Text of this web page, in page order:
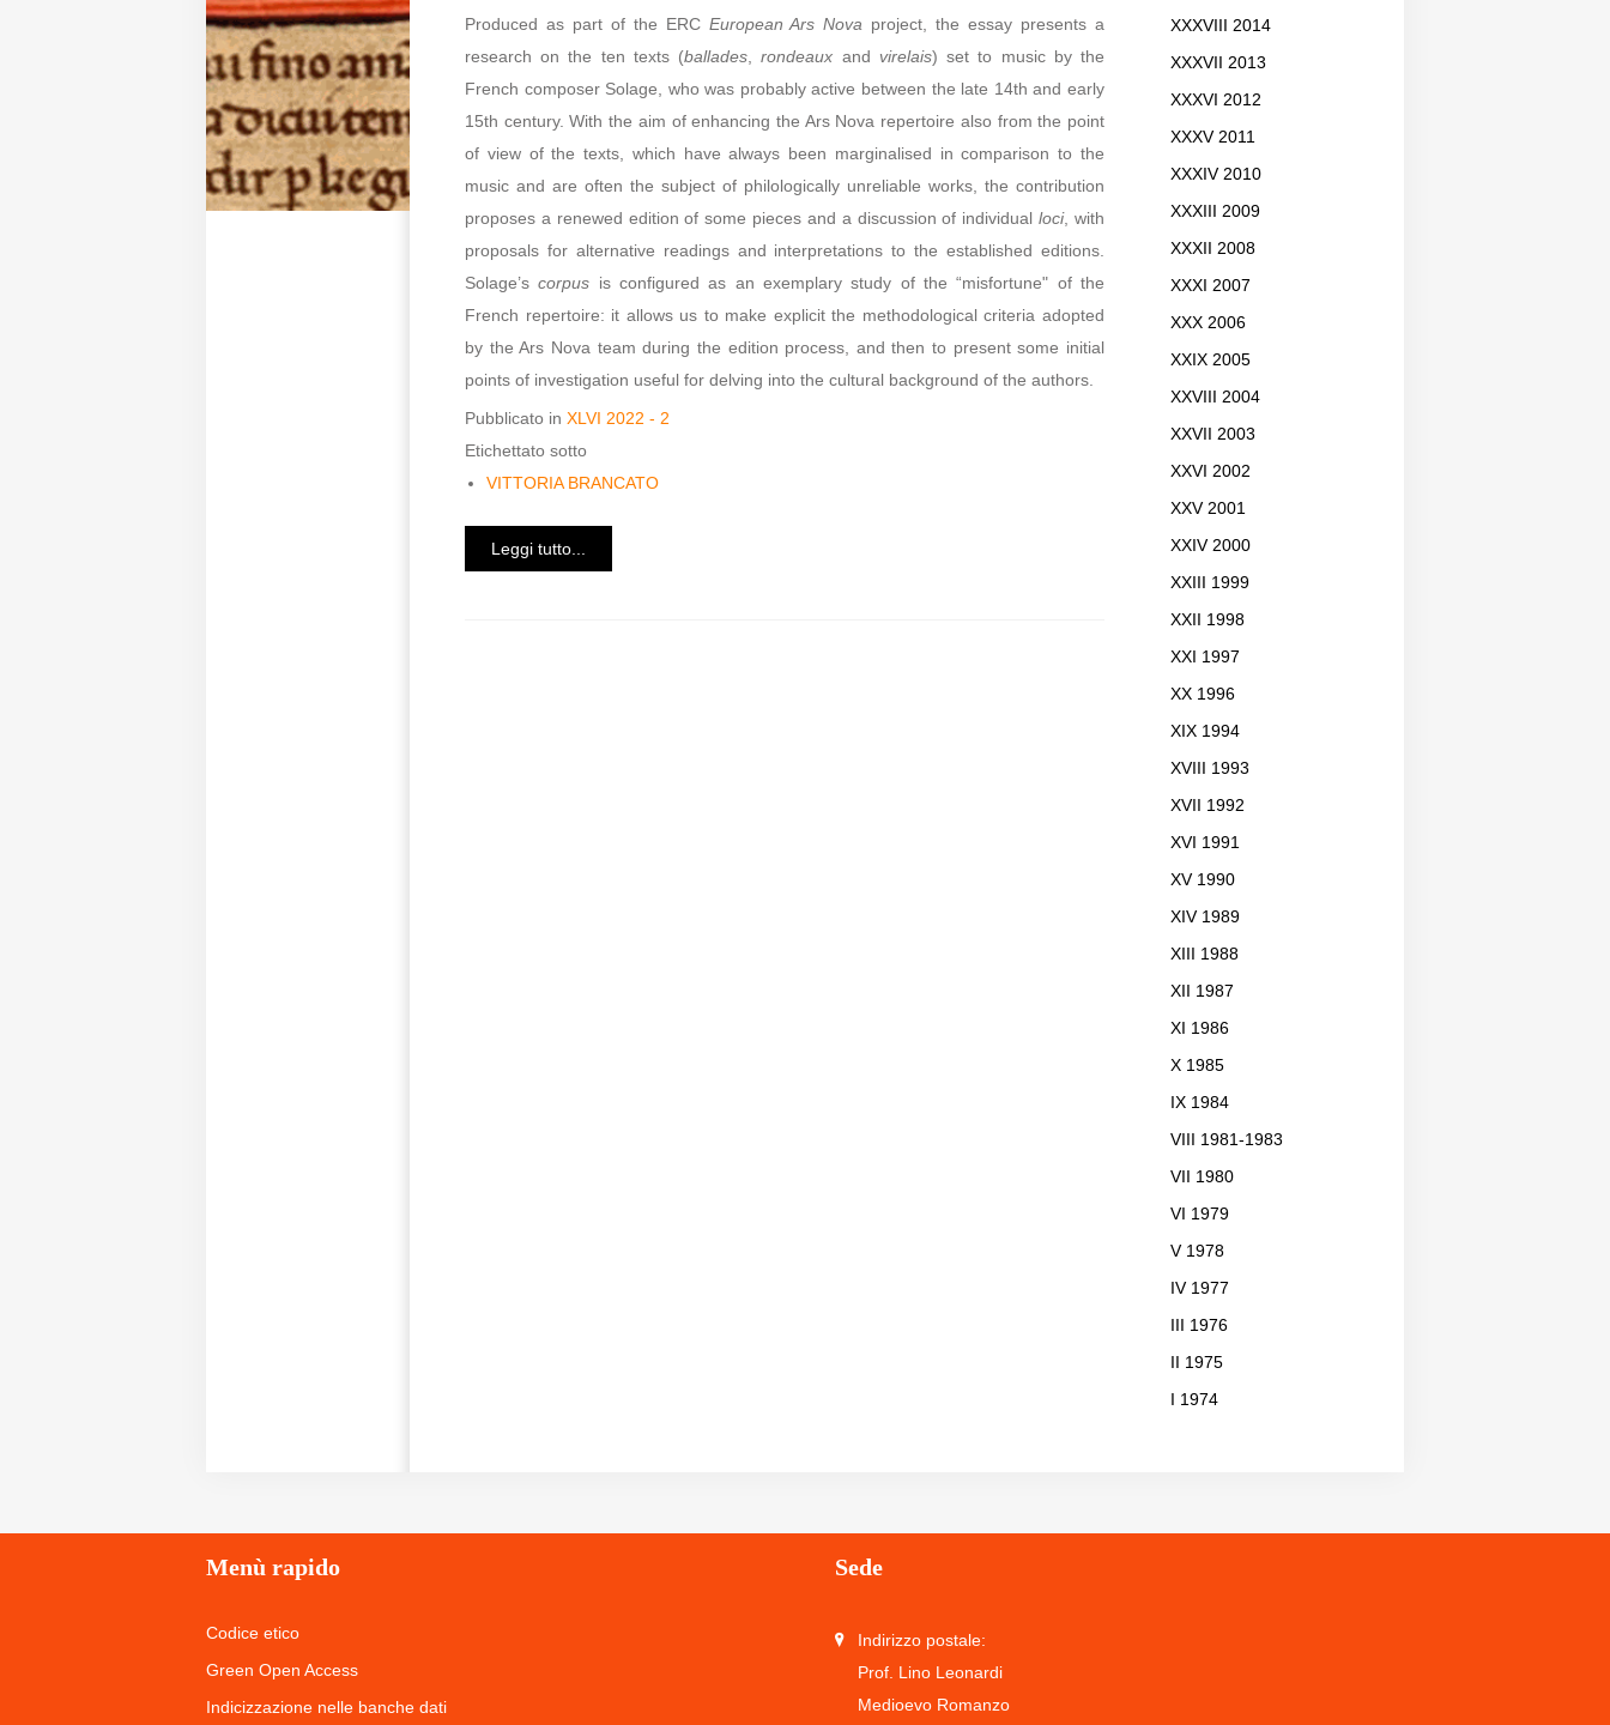
Produced as part of the ERC European Ars Nova project, the essay presents a
research on the ten texts (ballades,rondeaux and virelais) set to music by the
French composer Solage, who was probably active between the late 14th and early
15th century. With the aim of enhancing the Ars Nova repertoire also from the point
of view of the texts, which have always been marginalised in comparison to the
music and are often the subject of philologically unreliable works, the contribution
proposes a renewed edition of some pieces and a discussion of individualloci, with
proposals for alternative readings and interpretations to the established editions.
Solage’scorpus is configured as an exemplary study of the “misfortune" of the
French repertoire: it allows us to make explicit the methodological criteria adopted
by the Ars Nova team during the edition process, and then to present some initial
points of investigation useful for delving into the cultural background of the authors.
Pubblicato in XLVI 2022 - 2
Etichettato sotto
VITTORIA BRANCATO
Leggi tutto...
XXXVIII 2014
XXXVII 2013
XXXVI 2012
XXXV 2011
XXXIV 2010
XXXIII 2009
XXXII 2008
XXXI 2007
XXX 2006
XXIX 2005
XXVIII 2004
XXVII 2003
XXVI 2002
XXV 2001
XXIV 2000
XXIII 1999
XXII 1998
XXI 1997
XX 1996
XIX 1994
XVIII 1993
XVII 1992
XVI 1991
XV 1990
XIV 1989
XIII 1988
XII 1987
XI 1986
X 1985
IX 1984
VIII 1981-1983
VII 1980
VI 1979
V 1978
IV 1977
III 1976
II 1975
I 1974
Menù rapido
Codice etico
Green Open Access
Indicizzazione nelle banche dati
Sede
Indirizzo postale:
Prof. Lino Leonardi
Medioevo Romanzo